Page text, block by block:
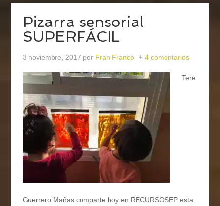
Pizarra sensorial
SUPERFÁCIL
3 noviembre, 2017 por Fran Franco 4 comentarios
Tere
Guerrero Mañas comparte hoy en RECURSOSEP esta